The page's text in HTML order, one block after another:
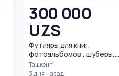
300 000
UZS
Футляры для книг,
фотоальбомов , шуберы,...
Ташкент
3 дня назад